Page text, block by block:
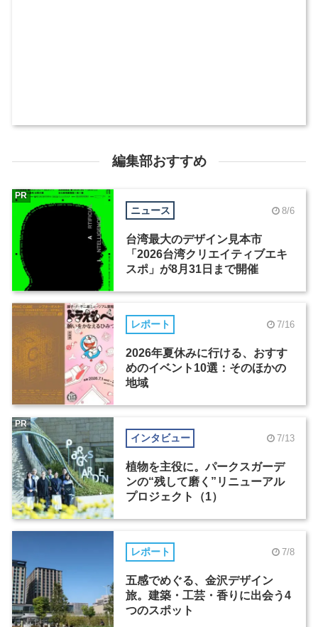
編集部おすすめ
ニュース 8/6
台湾最大のデザイン見本市
「2026台湾クリエイティブエキ
スポ」が8月31日まで開催
PR
レポート 7/16
2026年夏休みに行ける、おすす
めのイベント10選：そのほかの
地域
インタビュー 7/13
植物を主役に。パークスガーデ
ンの“残して磨く”リニューアル
プロジェクト（1）
PR
レポート 7/8
五感でめぐる、金沢デザイン
旅。建築・工芸・香りに出会う4
つのスポット